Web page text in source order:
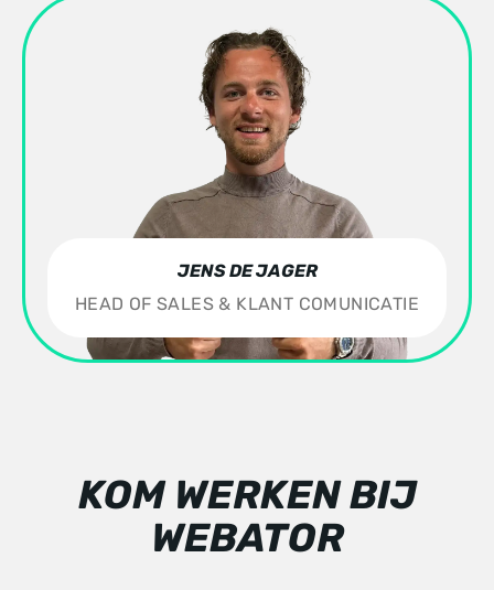
JENS DE JAGER
HEAD OF SALES & KLANT COMUNICATIE
KOM WERKEN BIJ
WEBATOR